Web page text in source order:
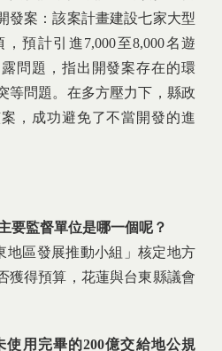
發案：該案計畫建設七家大型
預計引進7,000至8,000名遊
問題，指出開發案存在的環
等問題。在多方壓力下，縣政
，成功避免了不當開發的進
要監督單位是哪一個呢？
地區發展推動小組」核定地方
獲得預算，花蓮與台東縣議會
使用完畢的200億交給地公規